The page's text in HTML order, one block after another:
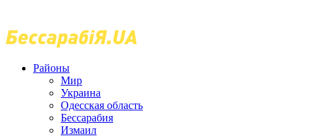
Районы
Мир
Украина
Одесская область
Бессарабия
Измаил